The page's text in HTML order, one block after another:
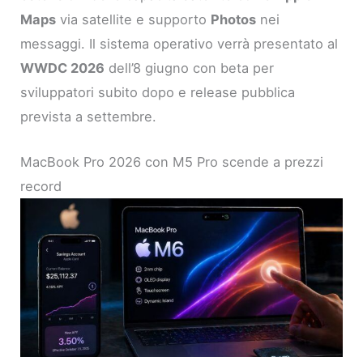
Maps via satellite e supporto Photos nei
messaggi. Il sistema operativo verrà presentato al
WWDC 2026 dell’8 giugno con beta per
sviluppatori subito dopo e release pubblica
prevista a settembre.
MacBook Pro 2026 con M5 Pro scende a prezzi
record